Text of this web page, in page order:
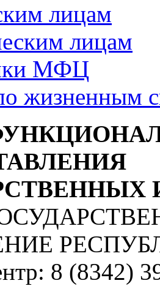
лицам
лицам
МФЦ
жизненным
8 (8342)